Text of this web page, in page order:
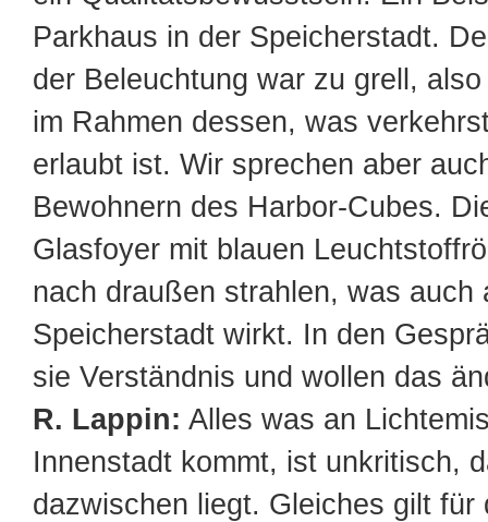
Parkhaus in der Speicherstadt.
der Beleuchtung war zu grell,
im Rahmen dessen, was
erlaubt ist. Wir sprechen aber
Bewohnern des Harbor-Cubes.
Glasfoyer mit blauen
nach draußen strahlen, was auch
Speicherstadt wirkt. In den
sie Verständnis und wollen das
R. Lappin: Alles was an
Innenstadt kommt, ist unkritisch,
dazwischen liegt. Gleiches gilt für